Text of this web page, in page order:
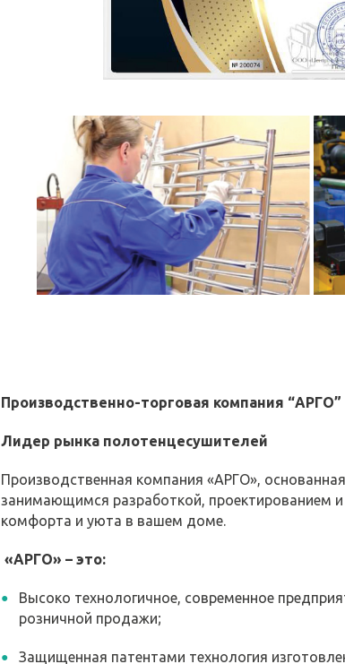
Производственно­-торговая компания “АРГО”
Лидер рынка полотенцесушителей
Производственная компания «АРГО»,
занимающимся разработкой, проектированием
комфорта и уюта в вашем доме.
«АРГО» – это:
Высоко технологичное, современное
розничной продажи;
Защищенная патентами технология